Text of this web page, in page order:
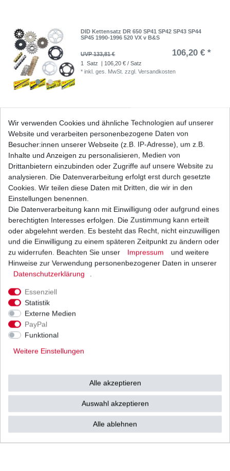
DID Kettensatz DR 650 SP41 SP42 SP43 SP44
SP45 1990-1996 520 VX v B&S
UVP 133,81 € 106,20 € *
1 Satz
| 106,20 € / Satz
*inkl. ges. MwSt. zzgl.Versandkosten
DID Kettensatz DR 650 SP41 SP42 SP43 SP44
SP45 1990-1996 520 VX v G&B
UVP 140,12 € 111,21 € *
| 111,21 € / Satz
inkl. ges. MwSt. Versandkosten
Gel Batterie aus dem Zubehör 12N5-3B
UVP 36,22 € 34,67 € *
1 Stück | 34,67 € / Stück
inkl. ges. MwSt. zzgl.
Kupplung EBC Suzuki DR 650 SP41 SP42 SP43
SP44 SP45 1990-1995
inkl. ges. MwSt.zzgl.
Wir verwenden Cookies und ähnliche Technologien auf unserer
Website und verarbeiten personenbezogene Daten von
Besucher:innen unserer Webseite (z.B. IP-Adresse), um z.B.
Inhalte und Anzeigen zu personalisieren, Medien von
Drittanbietern einzubinden oder Zugriffe auf unsere Website zu
analysieren. Die Datenverarbeitung erfolgt erst durch gesetzte
Cookies. Wir teilen diese Daten mit Dritten, die wir in den
Einstellungen benennen.
Die Datenverarbeitung kann mit Einwilligung oder aufgrund eines
berechtigten Interesses erfolgen. Die Zustimmung kann erteilt
oder abgelehnt werden. Es besteht das Recht, nicht einzuwilligen
und die Einwilligung zu einem späteren Zeitpunkt zu ändern oder
zu widerrufen. Beachten Sie unser
Impressum
und weitere
Hinweise zur Verwendung personenbezogener Daten in unserer
Daten­schutz­erklärung
Essenziell
Statistik
Externe Medien
PayPal
Funktional
Weitere Einstellungen
Alle akzeptieren
Auswahl akzeptieren
Alle ablehnen